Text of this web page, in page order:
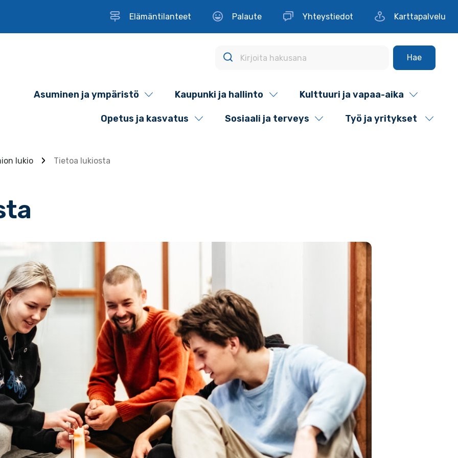
Elämäntilanteet Palaute Yhteystiedot Karttapalvelu
Hae
Asuminen ja ympäristö Kaupunki ja hallinto Kulttuuri ja vapaa-aika
Opetus ja kasvatus Sosiaali ja terveys Työ ja yritykset
lukio Tietoa lukiosta